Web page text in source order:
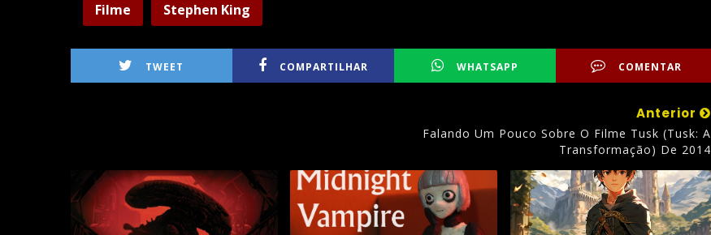
Filme Stephen King
TWEET COMPARTILHAR WHATSAPP COMENTAR
Anterior
Falando Um Pouco Sobre O Filme Tusk (Tusk: A
Transformação) De 2014